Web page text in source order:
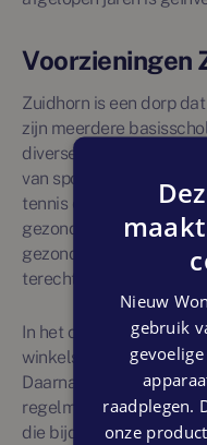
Voorzieningen
Zuidhorn is een dorp
zijn meerdere
diverse
van sport en
tennis en van een
gezondheid is er ook
gezondheidscentrum
terecht kunt.
In het centrum van
winkels, supermarkten
Daarnaast is er
regelmatig
die bijdragen aan de
Nieuw
gebruik
raadplegen.
onze